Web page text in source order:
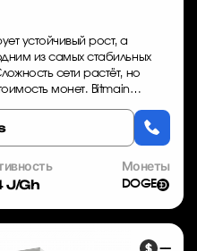
устойчивый рост, а
из самых стабильных
сети растёт, но
монет. Bitmain
J/Gh
Монеты
DOGE
—